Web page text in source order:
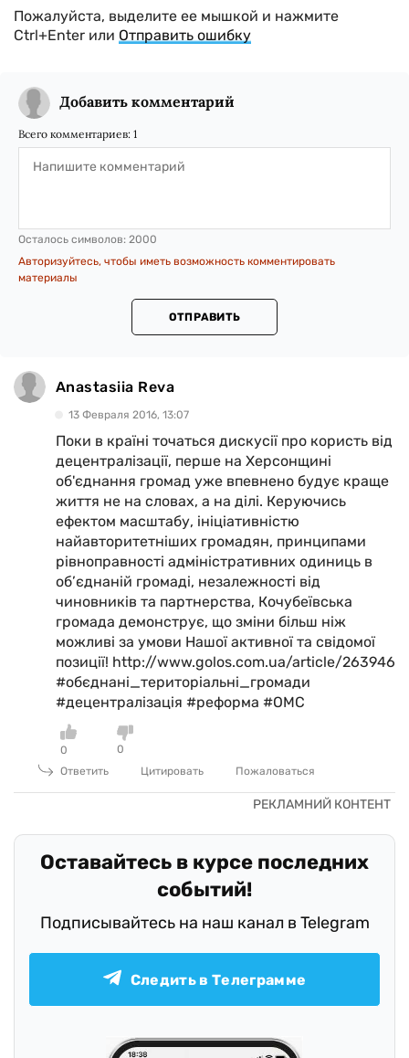
Пожалуйста, выделите ее мышкой и нажмите
Ctrl+Enter или Отправить ошибку
Добавить комментарий
Всего комментариев: 1
Осталось символов: 2000
Авторизуйтесь, чтобы иметь возможность комментировать
материалы
ОТПРАВИТЬ
Anastasiia Reva
13 Февраля 2016, 13:07
Поки в країні точаться дискусії про користь від
децентралізації, перше на Херсонщині
об'єднання громад уже впевнено будує краще
життя не на словах, а на ділі. Керуючись
ефектом масштабу, ініціативністю
найавторитетніших громадян, принципами
рівноправності адміністративних одиниць в
об’єднаній громаді, незалежності від
чиновників та партнерства, Кочубеївська
громада демонструє, що зміни більш ніж
можливі за умови Нашої активної та свідомої
позиції! http://www.golos.com.ua/article/263946
#обєднані_територіальні_громади
#децентралізація #реформа #ОМС
0
0
Ответить
Цитировать Пожаловаться
Оставайтесь в курсе последних
событий!
Подписывайтесь на наш канал в Telegram
Следить в Телеграмме